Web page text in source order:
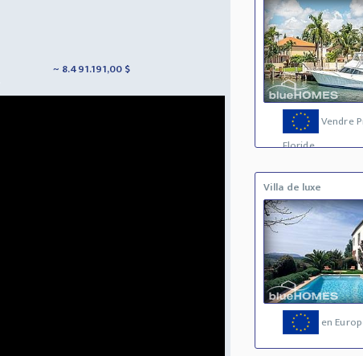
~ 8.491.191,00 $
Vendre
Floride
Villa de luxe
en